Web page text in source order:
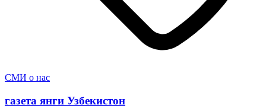
СМИ о нас
газета янги Узбекистон